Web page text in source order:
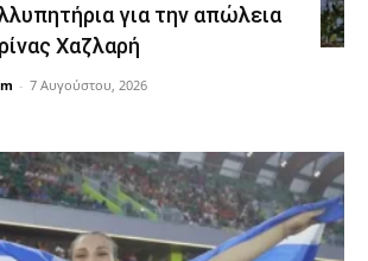
για την απώλεια
Χαζλαρή
- 7 Αυγούστου, 2026